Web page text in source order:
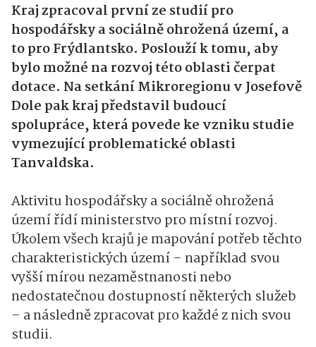
Kraj zpracoval první ze studií pro
hospodářsky a sociálně ohrožená území, a
to pro Frýdlantsko. Poslouží k tomu, aby
bylo možné na rozvoj této oblasti čerpat
dotace. Na setkání Mikroregionu v Josefově
Dole pak kraj představil budoucí
spolupráce, která povede ke vzniku studie
vymezující problematické oblasti
Tanvaldska.
Aktivitu hospodářsky a sociálně ohrožená
území řídí ministerstvo pro místní rozvoj.
Úkolem všech krajů je mapování potřeb těchto
charakteristických území – například svou
vyšší mírou nezaměstnanosti nebo
nedostatečnou dostupností některých služeb
– a následně zpracovat pro každé z nich svou
studii.